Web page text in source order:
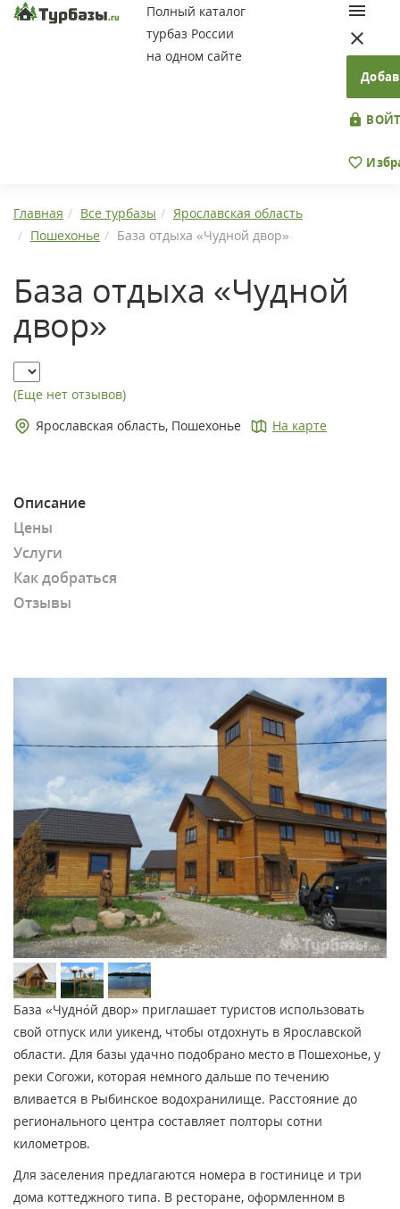
Полный каталог
турбаз России
на одном сайте
Главная Все турбазы
Ярославская область
Пошехонье
База отдыха «Чудной двор»
База отдыха «Чудной
двор»
(Еще нет отзывов)
Ярославская область, Пошехонье
На карте
Описание
Цены
Услуги
Как добраться
Отзывы
База «Чудно́й двор» приглашает туристов использовать
свой отпуск или уикенд, чтобы отдохнуть в Ярославской
области. Для базы удачно подобрано место в Пошехонье, у
реки Согожи, которая немного дальше по течению
вливается в Рыбинское водохранилище. Расстояние до
регионального центра составляет полторы сотни
километров.
Для заселения предлагаются номера в гостинице и три
дома коттеджного типа. В ресторане, оформленном в